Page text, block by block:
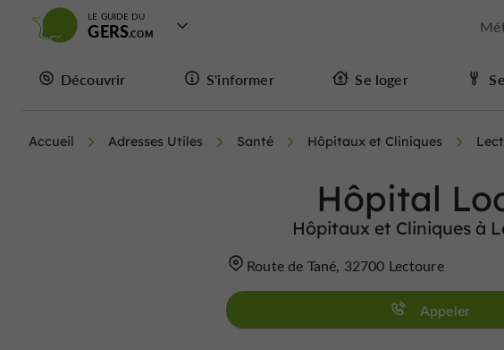
LE GUIDE DU
GERS
Découvrir S'informer Se loger
Accueil Adresses Utiles Santé Hôpitaux et Cliniques
Hôpital
Hôpitaux et Cliniques à
Route de Tané, 32700 Lectoure
Appeler